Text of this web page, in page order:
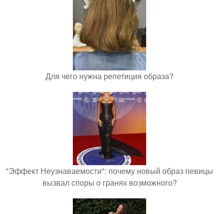
Для чего нужна репетиция образа?
"Эффект Неузнаваемости": почему новый образ певицы
вызвал споры о гранях возможного?